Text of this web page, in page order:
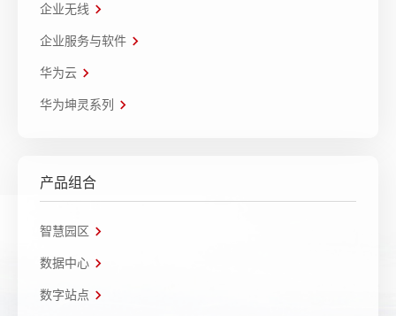
企业无线
企业服务与软件
华为云
华为坤灵系列
产品组合
智慧园区
数据中心
数字站点